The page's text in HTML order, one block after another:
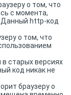
о том, что
с момента,
. Данный http-код
о том, что
старых версиях
код никак не
браузеру о